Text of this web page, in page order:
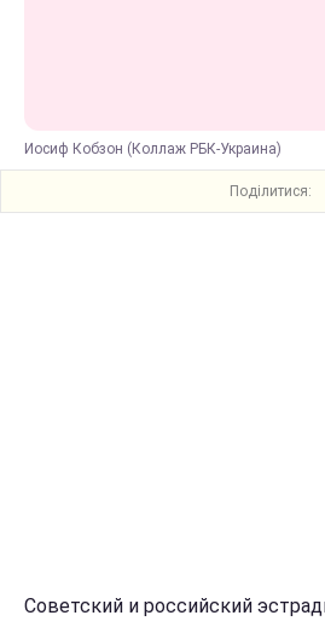
Иосиф Кобзон (Коллаж РБК-Украина)
Поділитися:
Советский и российский